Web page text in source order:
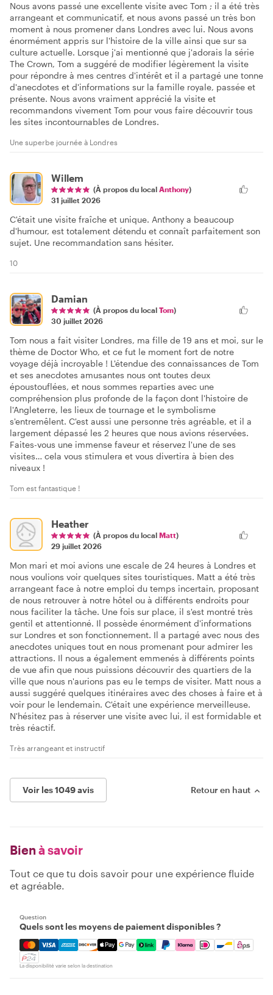
Nous avons passé une excellente visite avec Tom ; il a été très
arrangeant et communicatif, et nous avons passé un très bon
moment à nous promener dans Londres avec lui. Nous avons
énormément appris sur l'histoire de la ville ainsi que sur sa
culture actuelle. Lorsque j'ai mentionné que j'adorais la série
The Crown, Tom a suggéré de modifier légèrement la visite
pour répondre à mes centres d'intérêt et il a partagé une tonne
d'anecdotes et d'informations sur la famille royale, passée et
présente. Nous avons vraiment apprécié la visite et
recommandons vivement Tom pour vous faire découvrir tous
les sites incontournables de Londres.
Une superbe journée à Londres
Willem
(À propos du local Anthony)
31 juillet 2026
C'était une visite fraîche et unique. Anthony a beaucoup
d'humour, est totalement détendu et connaît parfaitement son
sujet. Une recommandation sans hésiter.
10
Damian
(À propos du local Tom)
30 juillet 2026
Tom nous a fait visiter Londres, ma fille de 19 ans et moi, sur le
thème de Doctor Who, et ce fut le moment fort de notre
voyage déjà incroyable ! L'étendue des connaissances de Tom
et ses anecdotes amusantes nous ont toutes deux
époustouflées, et nous sommes reparties avec une
compréhension plus profonde de la façon dont l'histoire de
l'Angleterre, les lieux de tournage et le symbolisme
s'entremêlent. C'est aussi une personne très agréable, et il a
largement dépassé les 2 heures que nous avions réservées.
Faites-vous une immense faveur et réservez l'une de ses
visites… cela vous stimulera et vous divertira à bien des
niveaux !
Tom est fantastique !
Heather
(À propos du local Matt)
29 juillet 2026
Mon mari et moi avions une escale de 24 heures à Londres et
nous voulions voir quelques sites touristiques. Matt a été très
arrangeant face à notre emploi du temps incertain, proposant
de nous retrouver à notre hôtel ou à différents endroits pour
nous faciliter la tâche. Une fois sur place, il s'est montré très
gentil et attentionné. Il possède énormément d'informations
sur Londres et son fonctionnement. Il a partagé avec nous des
anecdotes uniques tout en nous promenant pour admirer les
attractions. Il nous a également emmenés à différents points
de vue afin que nous puissions découvrir des quartiers de la
ville que nous n'aurions pas eu le temps de visiter. Matt nous a
aussi suggéré quelques itinéraires avec des choses à faire et à
voir pour le lendemain. C'était une expérience merveilleuse.
N'hésitez pas à réserver une visite avec lui, il est formidable et
très réactif.
Très arrangeant et instructif
Voir les 1049 avis Retour en haut
Bien à savoir
Tout ce que tu dois savoir pour une expérience fluide
et agréable.
Question
Quels sont les moyens de paiement disponibles ?
Mastercard, Visa, Amex, Discover, Apple Pay, Google
La disponibilité varie selon la destination